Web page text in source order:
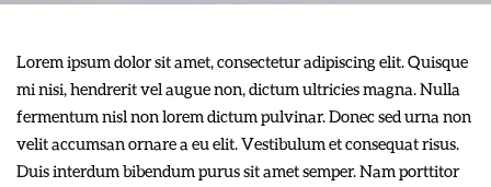
Lorem ipsum dolor sit amet, consectetur adipiscing elit. Quisque
mi nisi, hendrerit vel augue non, dictum ultricies magna. Nulla
fermentum nisl non lorem dictum pulvinar. Donec sed urna non
velit accumsan ornare a eu elit. Vestibulum et consequat risus.
Duis interdum bibendum purus sit amet semper. Nam porttitor